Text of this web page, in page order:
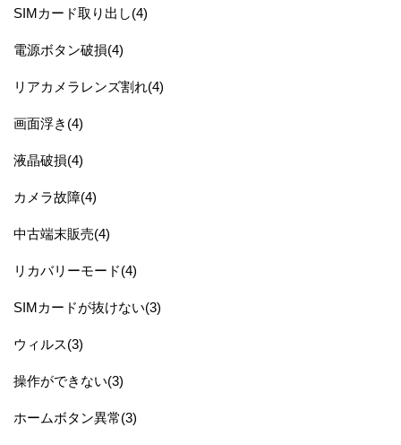
SIMカード取り出し(4)
電源ボタン破損(4)
リアカメラレンズ割れ(4)
画面浮き(4)
液晶破損(4)
カメラ故障(4)
中古端末販売(4)
リカバリーモード(4)
SIMカードが抜けない(3)
ウィルス(3)
操作ができない(3)
ホームボタン異常(3)